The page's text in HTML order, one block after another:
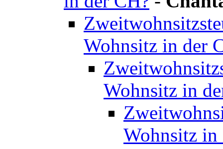
Wohnsitz in der
Wohnsitz in
Wohnsitz in